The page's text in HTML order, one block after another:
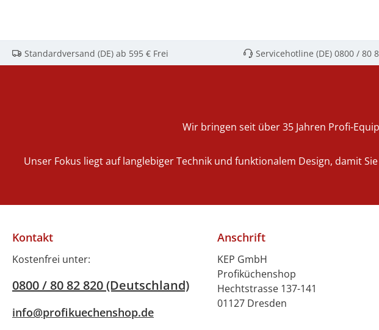
Standardversand (DE) ab 595 € Frei Servicehotline (DE) 0800 / 80
Wir bringen seit über 35 Jahren Profi-
Unser Fokus liegt auf langlebiger Technik und funktionalem Design, damit
Kontakt
Kostenfrei unter:
0800 / 80 82 820 (Deutschland)
info@profikuechenshop.de
Anschrift
KEP GmbH
Profiküchenshop
Hechtstrasse 137-141
01127 Dresden